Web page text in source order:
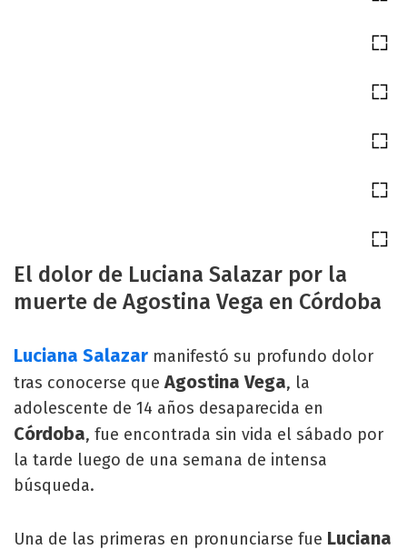
El dolor de Luciana Salazar por la
muerte de Agostina Vega en Córdoba
Luciana Salazar manifestó su profundo dolor
tras conocerse que Agostina Vega, la
adolescente de 14 años desaparecida en
Córdoba, fue encontrada sin vida el sábado por
la tarde luego de una semana de intensa
búsqueda.
Una de las primeras en pronunciarse fue Luciana